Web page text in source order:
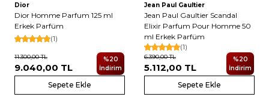
Yeni
Dior
Dior Homme Parfum 125 ml
Erkek Parfüm
(1)
11.300,00TL
9.040,00 TL
%20
İndirim
Sepete Ekle
Yeni
Jean Paul Gaultier
Jean Paul Gaultier Scandal
Elixir Parfum Pour Homme 50
ml Erkek Parfüm
(1)
6.390,00TL
5.112,00 TL
%20
İndirim
Sepete Ekle